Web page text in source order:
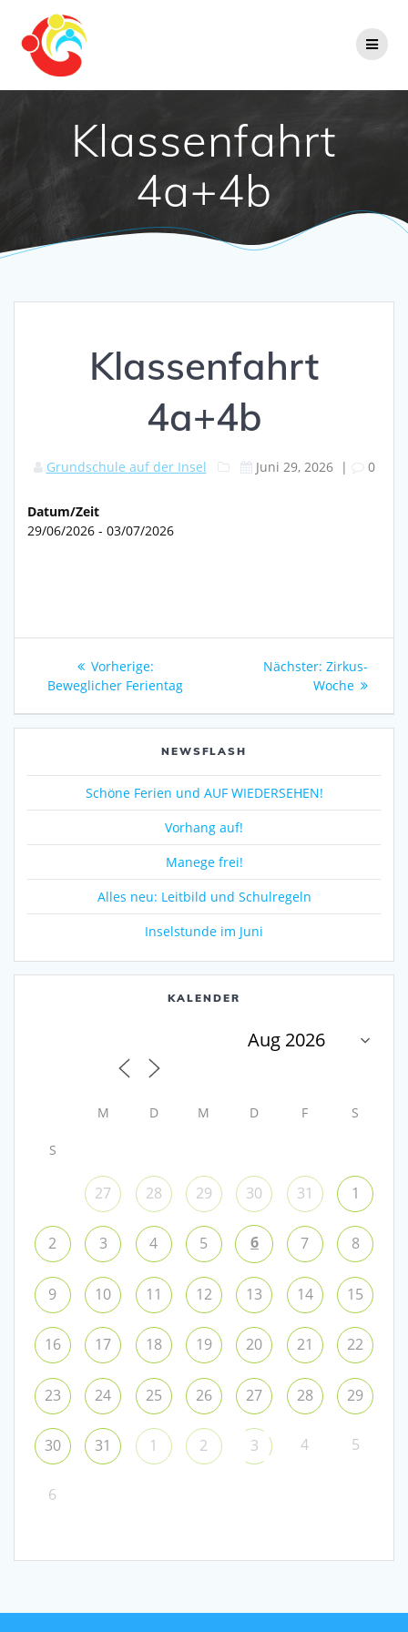
Klassenfahrt
4a+4b
Klassenfahrt
4a+4b
Grundschule auf der Insel Juni 29, 2026| 0
Datum/Zeit
29/06/2026 - 03/07/2026
Beitragsnavigation
Vorherige:Vorheriger
Beitrag:
Beweglicher Ferientag
Nächster: Nächster
Beitrag:
Zirkus-
Woche
NEWSFLASH
Schöne Ferien und AUF WIEDERSEHEN!
Vorhang auf!
Manege frei!
Alles neu: Leitbild und Schulregeln
Inselstunde im Juni
KALENDER
M D M D F S
S
27 28 29 30 31 1
2 3 4 5 6 7 8
9 10 11 12 13 14 15
16 17 18 19 20 21 22
23 24 25 26 27 28 29
30 31 1 2 3 4 5
6